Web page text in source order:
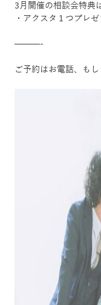
3月開催の相談会特典
・アクスタ１つプレゼ
———-
ご予約はお電話、も